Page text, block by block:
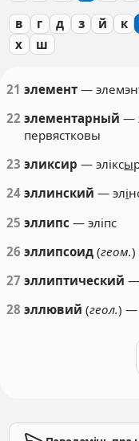
в г д з й к
х
ш
21 элемент —
22 элементарный —
первястковы
23 эликсир — эліксы
24 эллинский — элі
25 эллипс — эліпс
26 эллипсоид (геом.)
27 эллиптический —
28 эллювий (геол.) —